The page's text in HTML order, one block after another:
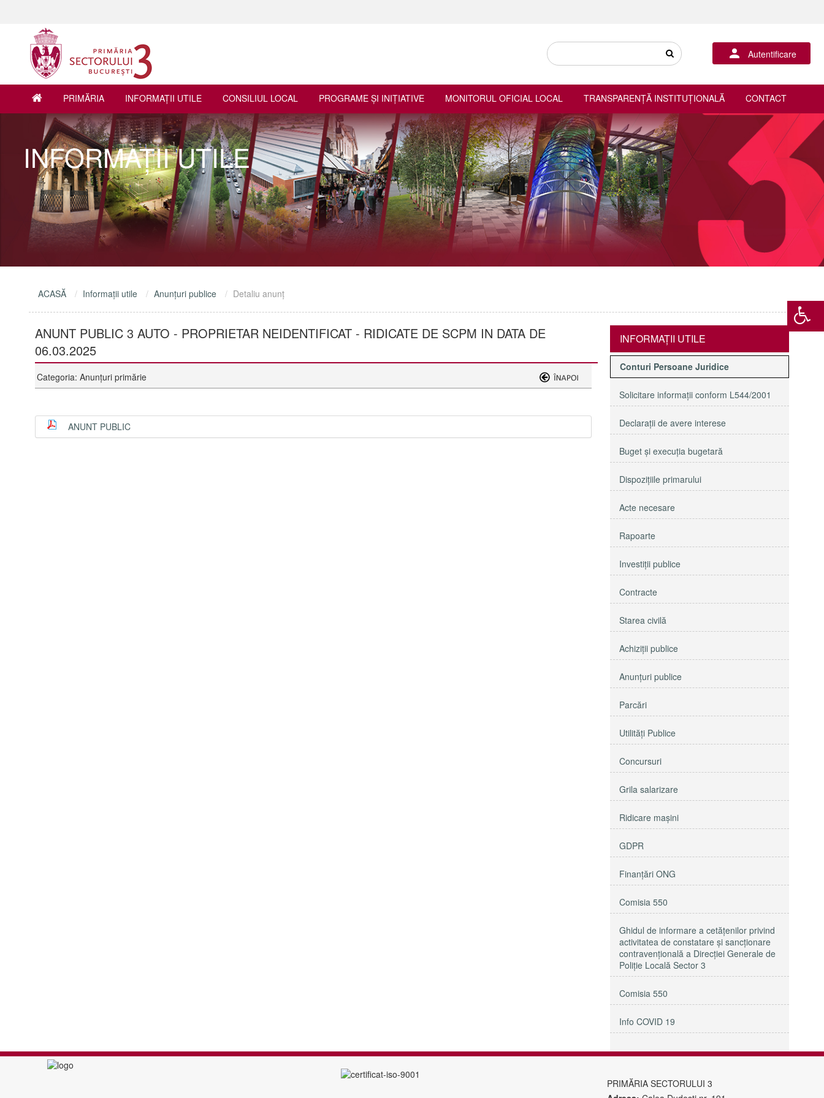
Autentificare
PRIMĂRIA INFORMAŢII UTILE CONSILIUL LOCAL PROGRAME ŞI INIŢIATIVE MONITORUL OFICIAL LOCAL TRANSPARENȚĂ INSTITUȚIONALĂ CONTACT
INFORMAŢII UTILE
ACASĂ Informaţii utile Anunţuri publice Detaliu anunţ
ANUNT PUBLIC 3 AUTO - PROPRIETAR NEIDENTIFICAT - RIDICATE DE SCPM IN DATA DE
06.03.2025
Categoria: Anunţuri primărie
ANUNT PUBLIC
INFORMAŢII UTILE
Conturi Persoane Juridice
Solicitare informaţii conform L544/2001
Declaraţii de avere interese
Buget şi execuţia bugetară
Dispoziţiile primarului
Acte necesare
Rapoarte
Investiţii publice
Contracte
Starea civilă
Achiziţii publice
Anunţuri publice
Parcări
Utilităţi Publice
Concursuri
Grila salarizare
Ridicare maşini
GDPR
Finanțări ONG
Comisia 550
Ghidul de informare a cetățenilor privind
activitatea de constatare și sancționare
contravențională a Direcției Generale de
Poliție Locală Sector 3
Comisia 550
Info COVID 19
PRIMĂRIA SECTORULUI 3